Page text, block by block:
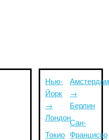
Нью-
Йорк
→
Лондон
Токио
Амстердам
→
Берлин
Сан-
Франциско